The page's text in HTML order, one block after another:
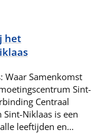
het
Waar Samenkomst
Sint-
Centraal
Niklaas is een
leeftijden en…